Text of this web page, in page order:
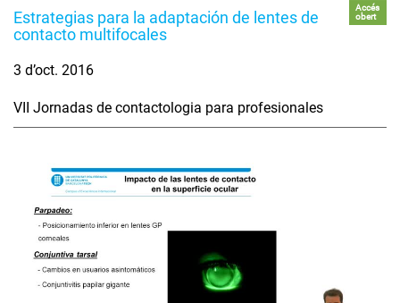
Estrategias para la adaptación de lentes de
contacto multifocales
Accés
obert
3 d’oct. 2016
VII Jornadas de contactologia para profesionales